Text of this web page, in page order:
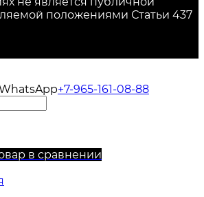
положениями Статьи 437
+7-965-161-08-88
в сравнении